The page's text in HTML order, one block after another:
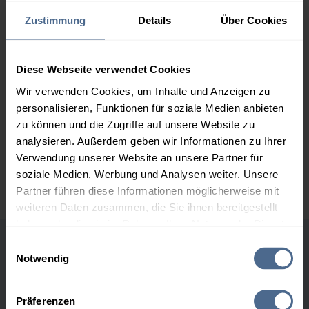
Zustimmung Details Über Cookies
Diese Webseite verwendet Cookies
Wir verwenden Cookies, um Inhalte und Anzeigen zu
personalisieren, Funktionen für soziale Medien anbieten
zu können und die Zugriffe auf unsere Website zu
analysieren. Außerdem geben wir Informationen zu Ihrer
Verwendung unserer Website an unsere Partner für
soziale Medien, Werbung und Analysen weiter. Unsere
Partner führen diese Informationen möglicherweise mit
weiteren Daten zusammen, die Sie ihnen bereitgestellt
Notwendig
Präferenzen
155,86 €
5.000 Liter
154,40 €
154,42 €
Preise für Heizöl in Standardqualität nach Ö-Norm C 1109 in € / 100
Liter inkl. MwSt. und Lieferung bei einer Lieferstelle.
Höchst- und Tiefststände der